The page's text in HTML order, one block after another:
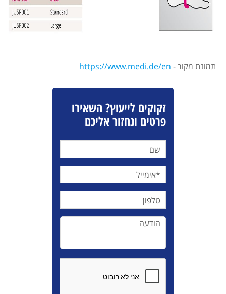
תמונת מקור - https://www.medi.de/en
זקוקים לייעוץ? השאירו
פרטים ונחזור אליכם